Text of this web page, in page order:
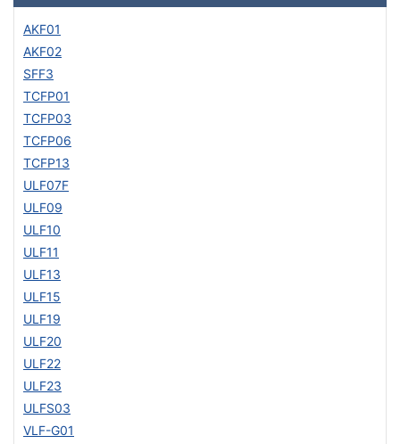
AKF01
AKF02
SFF3
TCFP01
TCFP03
TCFP06
TCFP13
ULF07F
ULF09
ULF10
ULF11
ULF13
ULF15
ULF19
ULF20
ULF22
ULF23
ULFS03
VLF-G01